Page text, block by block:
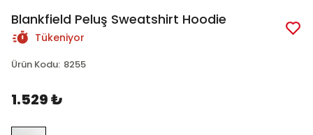
Blankfield Peluş Sweatshirt Hoodie
Tükeniyor
Ürün Kodu: 8255
1.529 ₺